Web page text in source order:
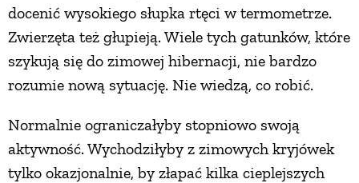
docenić wysokiego słupka rtęci w termometrze.
Zwierzęta też głupieją. Wiele tych gatunków, które
szykują się do zimowej hibernacji, nie bardzo
rozumie nową sytuację. Nie wiedzą, co robić.
Normalnie ograniczałyby stopniowo swoją
aktywność. Wychodziłyby z zimowych kryjówek
tylko okazjonalnie, by złapać kilka cieplejszych